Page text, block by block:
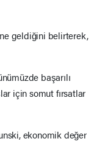
geldiğini belirterek,
başarılı
için somut fırsatlar
ekonomik değer